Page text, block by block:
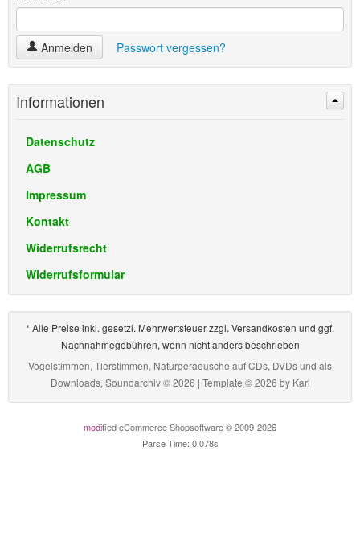
Anmelden Passwort vergessen?
Informationen
Datenschutz
AGB
Impressum
Kontakt
Widerrufsrecht
Widerrufsformular
* Alle Preise inkl. gesetzl. Mehrwertsteuer zzgl. Versandkosten und ggf.
Nachnahmegebühren, wenn nicht anders beschrieben
Vogelstimmen, Tierstimmen, Naturgeraeusche auf CDs, DVDs und als
Downloads, Soundarchiv © 2026 | Template © 2026 by Karl
modified eCommerce Shopsoftware © 2009-2026
Parse Time: 0.078s